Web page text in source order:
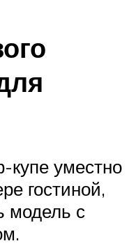
купе уместно
гостиной,
модель с